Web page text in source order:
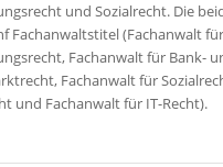
und Sozialrecht. Die
Fachanwaltstitel (Fachanwalt für
Fachanwalt für Bank-
Fachanwalt für
und Fachanwalt für IT-Recht).